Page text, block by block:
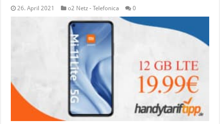
26. April 2021 o2 Netz - Telefonica 0